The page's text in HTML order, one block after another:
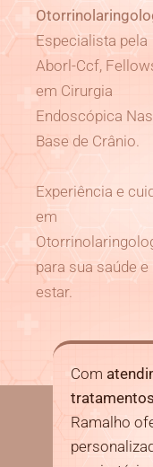
Especialista pela
Aborl-Ccf,
em Cirurgia
Endoscópica
Base de Crânio.
Experiência e
em
para sua saúde e
estar.
Com
Ramalho